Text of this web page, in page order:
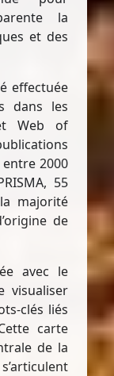
la
et des
effectuée
dans les
Web of
2000
55
majorité
de
avec le
visualiser
clés liés
carte
de la